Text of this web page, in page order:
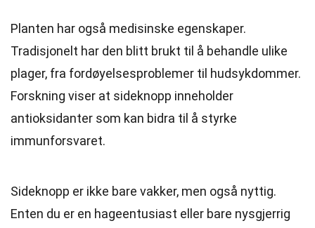
Planten har også medisinske egenskaper.
Tradisjonelt har den blitt brukt til å behandle ulike
plager, fra fordøyelsesproblemer til hudsykdommer.
Forskning viser at sideknopp inneholder
antioksidanter som kan bidra til å styrke
immunforsvaret.
Sideknopp er ikke bare vakker, men også nyttig.
Enten du er en hageentusiast eller bare nysgjerrig